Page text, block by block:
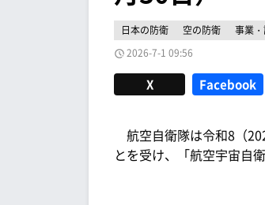
日本の防衛 空の防衛
事業
2026-7-1 09:56
X Facebook
航空自衛隊は令和8（
とを受け、「航空宇宙自